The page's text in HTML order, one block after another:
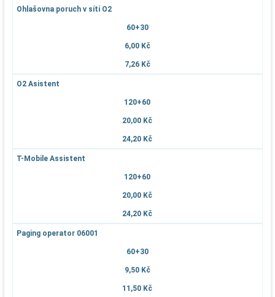
Ohlašovna poruch v síti O2
60+30
6,00 Kč
7,26 Kč
O2 Asistent
120+60
20,00 Kč
24,20 Kč
T-Mobile Assistent
120+60
20,00 Kč
24,20 Kč
Paging operator 06001
60+30
9,50 Kč
11,50 Kč